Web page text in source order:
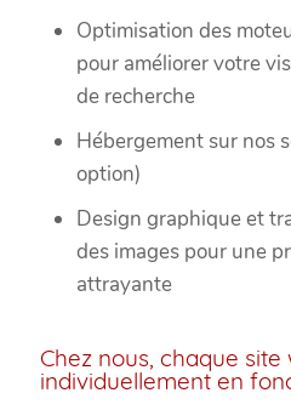
Optimisation des
pour améliorer votre
de recherche
Hébergement sur nos
option)
Design graphique et
des images pour une
attrayante
Chez nous, chaque
individuellement en